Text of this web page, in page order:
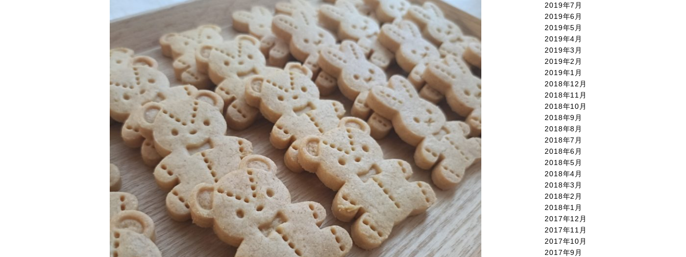
2019年7月
2019年6月
2019年5月
2019年4月
2019年3月
2019年2月
2019年1月
2018年12月
2018年11月
2018年10月
2018年9月
2018年8月
2018年7月
2018年6月
2018年5月
2018年4月
2018年3月
2018年2月
2018年1月
2017年12月
2017年11月
2017年10月
2017年9月